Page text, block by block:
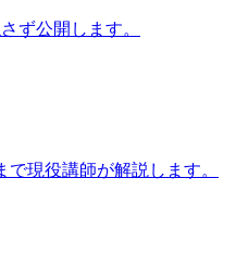
ず公開します。
現役講師が解説します。